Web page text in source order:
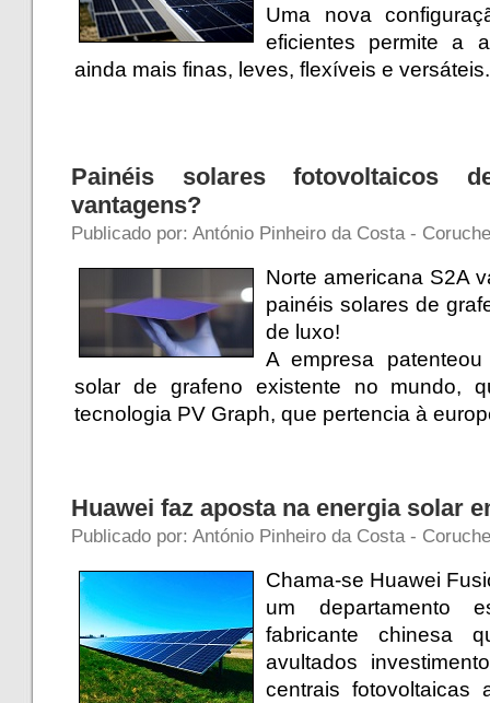
Uma nova
eficientes permite a
ainda mais finas, leves, flexíveis e
Painéis solares fotovoltaicos
vantagens?
Publicado por: António Pinheiro da Costa -
Norte americana S2A
painéis solares de
de luxo!
A empresa
solar de grafeno existente no mundo,
tecnologia PV Graph, que pertencia à
Huawei faz aposta na energia solar
Publicado por: António Pinheiro da Costa -
Chama-se Huawei
um departamento
fabricante chinesa
avultados
centrais fotovoltaicas